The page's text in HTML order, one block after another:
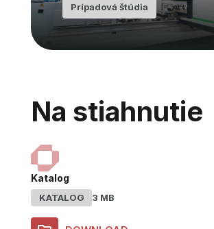
Prípadová štúdia
Na stiahnutie
Katalog
KATALOG 3 MB